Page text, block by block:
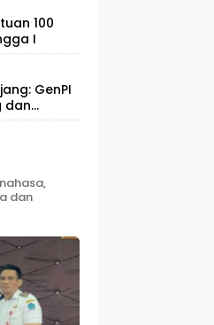
100
I
​GenPI
dan
dan